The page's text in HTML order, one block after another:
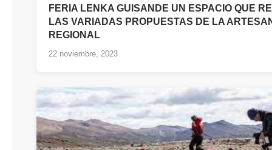
FERIA LENKA GUISANDE UN ESPACIO QUE
LAS VARIADAS PROPUESTAS DE LA
REGIONAL
22 noviembre, 2023